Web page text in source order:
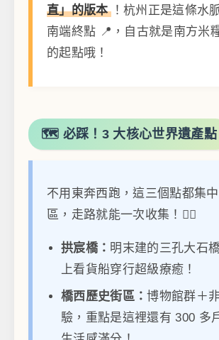
直」的版本 ！杭州正是這條水
南端終點 📍，自古就是南方米
的起點哦！
🗺️ 必踩！3 大核心世界遺產點
不用東奔西跑，這三個點都集
區，走路就能一次收集！🚶‍♀️
拱宸橋： 明末建的三孔大石
上看貨船穿行超級療癒！
橋西歷史街區：博物館群＋
驗，重點是這裡還有 300 多